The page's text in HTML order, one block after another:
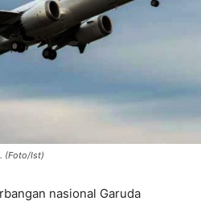
(Foto/Ist)
nasional Garuda